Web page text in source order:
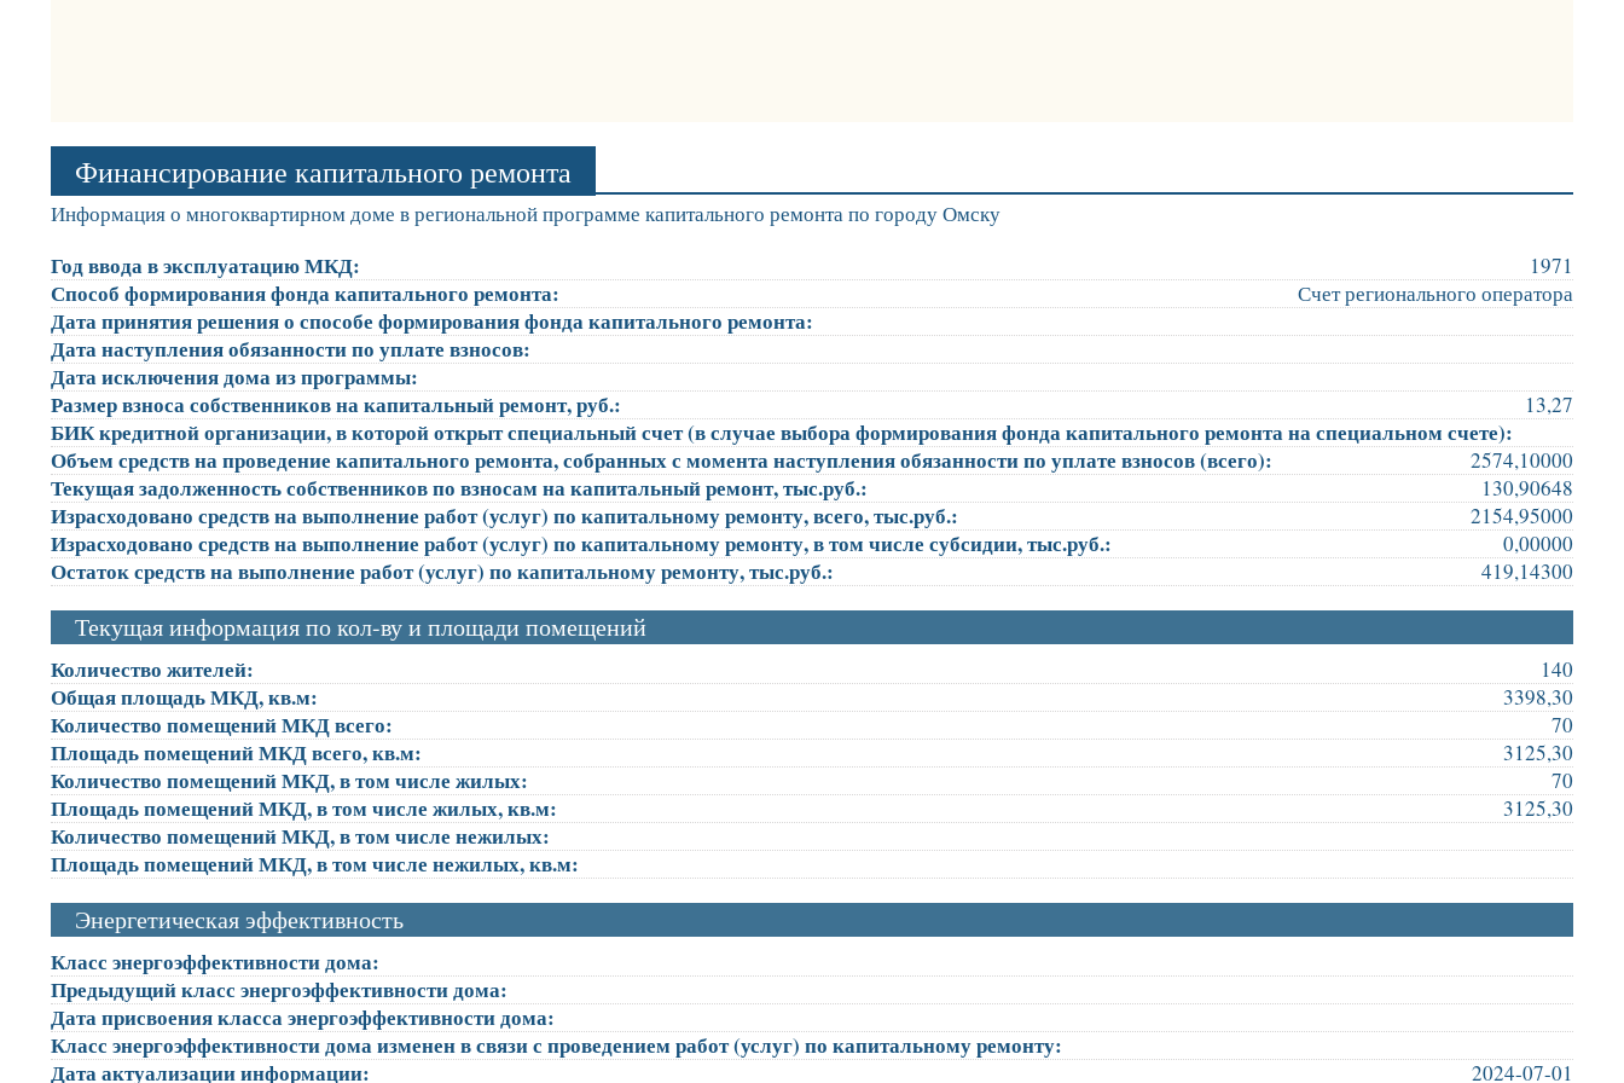
Финансирование капитального ремонта
Информация о многоквартирном доме в региональной программе капитального ремонта по городу Омску
Год ввода в эксплуатацию МКД: 1971
Способ формирования фонда капитального ремонта: Счет регионального оператора
Дата принятия решения о способе формирования фонда капитального ремонта:
Дата наступления обязанности по уплате взносов:
Дата исключения дома из программы:
Размер взноса собственников на капитальный ремонт, руб.:
13,27
БИК кредитной организации, в которой открыт специальный счет (в случае выбора формирования фонда капитального ремонта на специальном счете):
Объем средств на проведение капитального ремонта, собранных с момента наступления обязанности по уплате взносов (всего):
2574,10000
Текущая задолженность собственников по взносам на капитальный ремонт, тыс.руб.: 130,90648
Израсходовано средств на выполнение работ (услуг) по капитальному ремонту, всего, тыс.руб.: 2154,95000
Израсходовано средств на выполнение работ (услуг) по капитальному ремонту, в том числе субсидии, тыс.руб.: 0,00000
Остаток средств на выполнение работ (услуг) по капитальному ремонту, тыс.руб.: 419,14300
Текущая информация по кол-ву и площади помещений
Количество жителей: 140
Общая площадь МКД, кв.м: 3398,30
Количество помещений МКД всего: 70
Площадь помещений МКД всего, кв.м: 3125,30
Количество помещений МКД, в том числе жилых: 70
Площадь помещений МКД, в том числе жилых, кв.м: 3125,30
Количество помещений МКД, в том числе нежилых:
Площадь помещений МКД, в том числе нежилых, кв.м:
Энергетическая эффективность
Класс энергоэффективности дома:
Предыдущий класс энергоэффективности дома:
Дата присвоения класса энергоэффективности дома:
Класс энергоэффективности дома изменен в связи с проведением работ (услуг) по капитальному ремонту:
Дата актуализации информации:
2024-07-01